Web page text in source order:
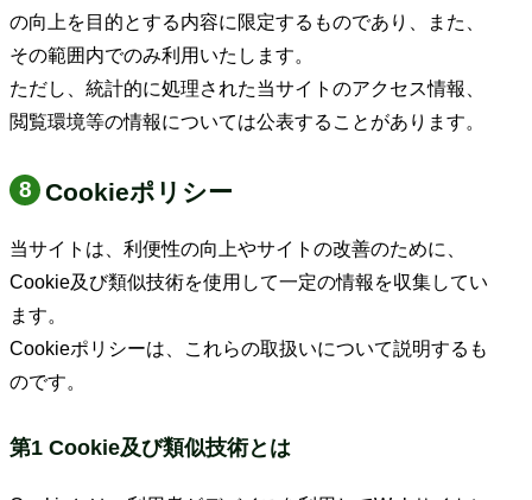
の向上を目的とする内容に限定するものであり、また、
その範囲内でのみ利用いたします。
ただし、統計的に処理された当サイトのアクセス情報、
閲覧環境等の情報については公表することがあります。
Cookieポリシー
当サイトは、利便性の向上やサイトの改善のために、
Cookie及び類似技術を使用して一定の情報を収集してい
ます。
Cookieポリシーは、これらの取扱いについて説明するも
のです。
第1 Cookie及び類似技術とは